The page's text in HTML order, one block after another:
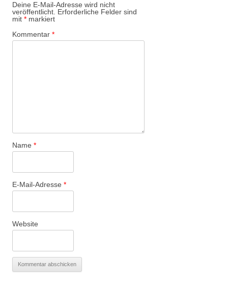
Deine E-Mail-Adresse wird nicht
veröffentlicht. Erforderliche Felder sind
mit * markiert
Kommentar *
Name *
E-Mail-Adresse *
Website